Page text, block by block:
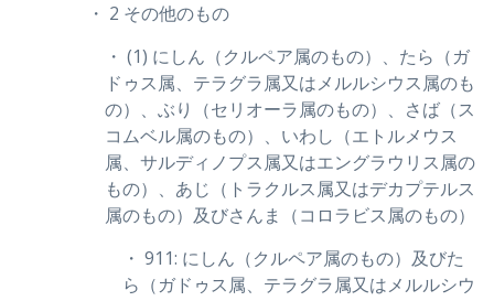
・ 2 その他のもの
・ (1) にしん（クルペア属のもの）、たら（ガ
ドゥス属、テラグラ属又はメルルシウス属のも
の）、ぶり（セリオーラ属のもの）、さば（ス
コムベル属のもの）、いわし（エトルメウス
属、サルディノプス属又はエングラウリス属の
もの）、あじ（トラクルス属又はデカプテルス
属のもの）及びさんま（コロラビス属のもの）
・ 911: にしん（クルペア属のもの）及びた
ら（ガドゥス属、テラグラ属又はメルルシウ